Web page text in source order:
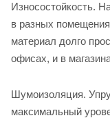
Износостойкость.
в разных
материал долго
офисах, и в
Шумоизоляция.
максимальный